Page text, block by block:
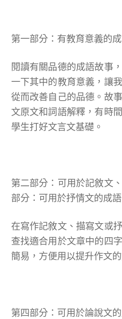
第一部分：有教育意義的
閱讀有關品德的成語故事
一下其中的教育意義，讓
從而改善自己的品德。故
文原文和詞語解釋，有時
學生打好文言文基礎。
第二部分：可用於記敘文
部分：可用於抒情文的成語
在寫作記敘文、描寫文或
查找適合用於文章中的四
簡易，方便用以提升作文
第四部分：可用於論說文